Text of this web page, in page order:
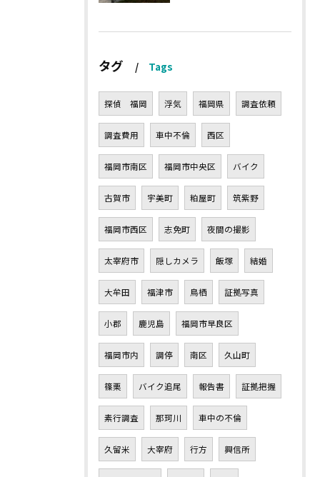
タグ Tags
探偵 福岡 浮気 福岡県 調査依頼
調査費用 車中不倫 西区
福岡市南区 福岡市中央区 バイク
古賀市 宇美町 粕屋町 筑紫野
福岡市西区 志免町 夜間の撮影
太宰府市 隠しカメラ 飯塚 結婚
大牟田 福津市 鳥栖 証拠写真
小郡 鹿児島 福岡市早良区
福岡市内 調停 南区 久山町
篠栗 バイク追尾 報告書 証拠把握
素行調査 那珂川 車中の不倫
久留米 大宰府 行方 興信所